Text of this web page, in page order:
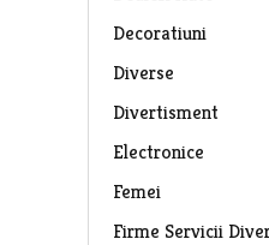
Decoratiuni
Diverse
Divertisment
Electronice
Femei
Firme Servicii